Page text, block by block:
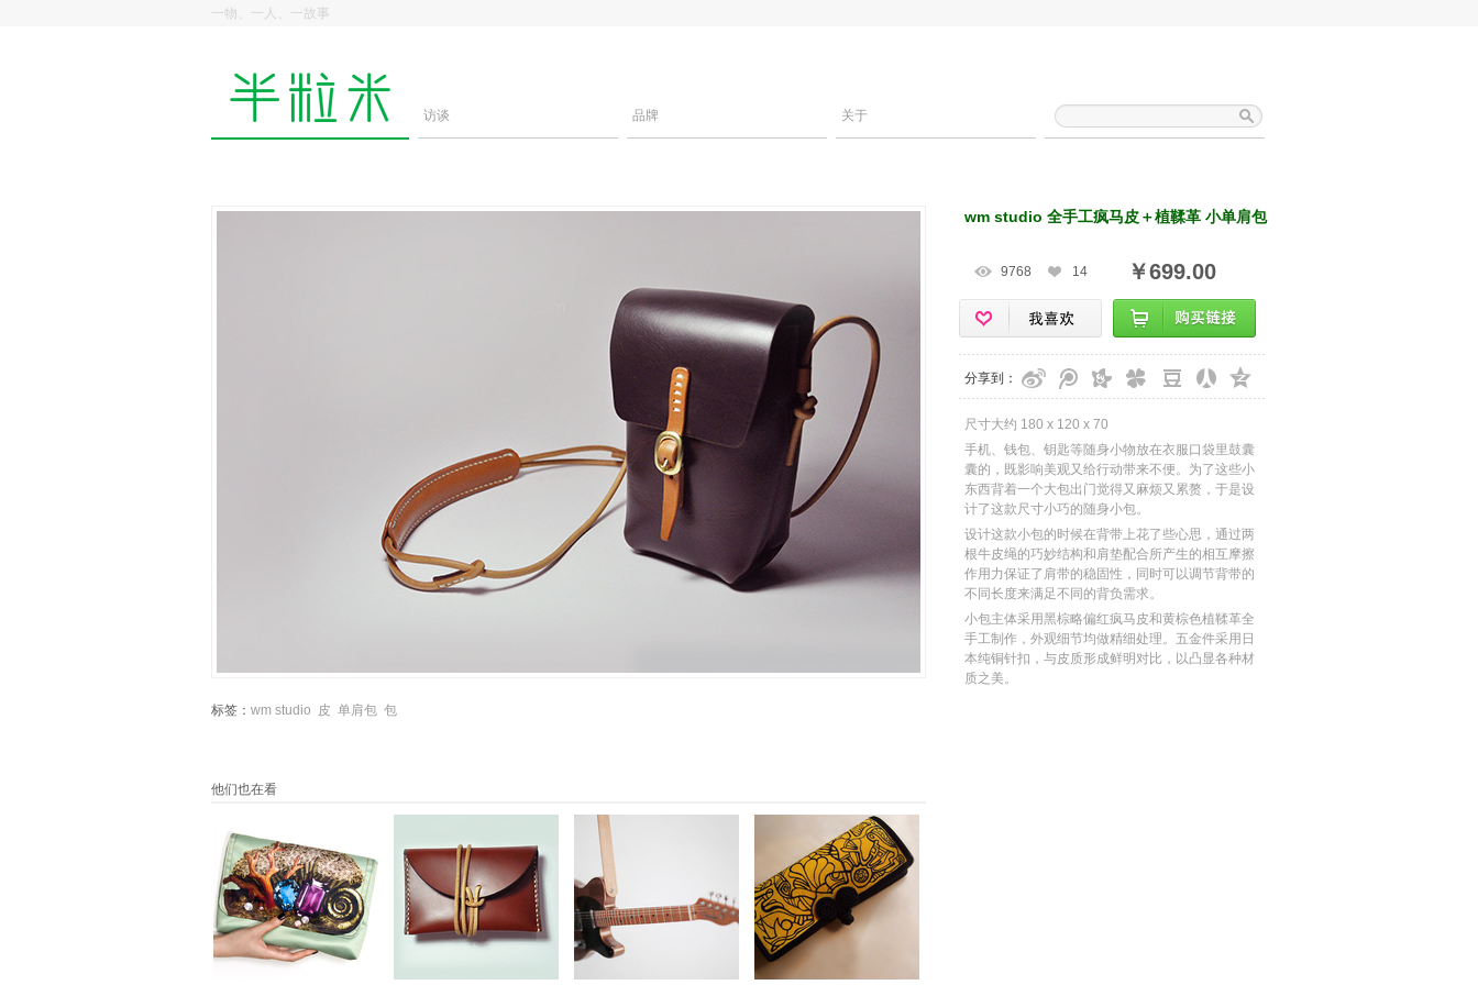
一物、一人、一故事
访谈 品牌 关于
标签： wm studio 皮 单肩包 包
他们也在看
wm studio 全手工疯马皮＋植鞣革 小单肩包
9768 14 ￥699.00
分享到：
尺寸大约 180 x 120 x 70
手机、钱包、钥匙等随身小物放在衣服口袋里鼓囊
囊的，既影响美观又给行动带来不便。为了这些小
东西背着一个大包出门觉得又麻烦又累赘，于是设
计了这款尺寸小巧的随身小包。
设计这款小包的时候在背带上花了些心思，通过两
根牛皮绳的巧妙结构和肩垫配合所产生的相互摩擦
作用力保证了肩带的稳固性，同时可以调节背带的
不同长度来满足不同的背负需求。
小包主体采用黑棕略偏红疯马皮和黄棕色植鞣革全
手工制作，外观细节均做精细处理。五金件采用日
本纯铜针扣，与皮质形成鲜明对比，以凸显各种材
质之美。